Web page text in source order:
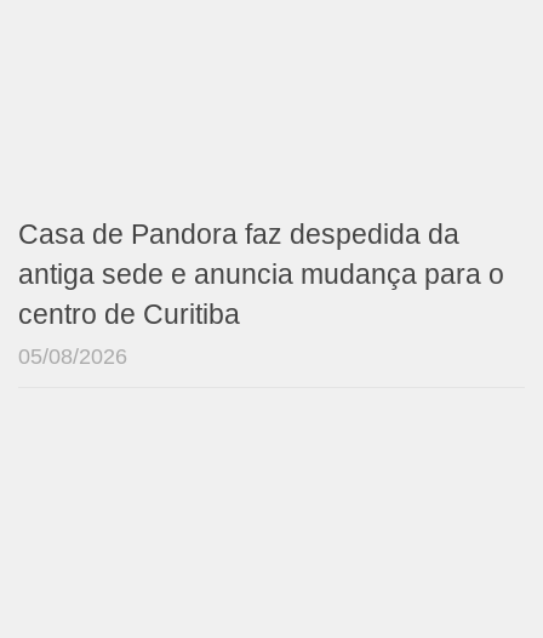
Casa de Pandora faz despedida da
antiga sede e anuncia mudança para o
centro de Curitiba
05/08/2026